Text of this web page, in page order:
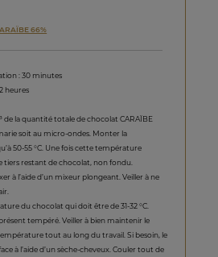
66%
: 30 minutes
heures
de la quantité totale de chocolat CARAÏBE
soit au micro-ondes. Monter la
50-55 °C. Une fois cette température
tiers restant de chocolat, non fondu.
à l’aide d’un mixeur plongeant. Veiller à ne
du chocolat qui doit être de 31-32 °C.
tempéré. Veiller à bien maintenir le
tout au long du travail. Si besoin, le
à l’aide d’un sèche-cheveux. Couler tout de